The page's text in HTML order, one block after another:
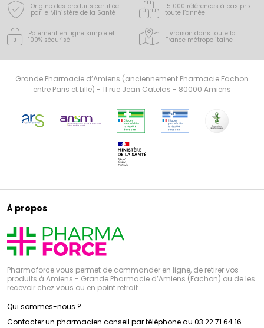
Origine des produits certifiée
par le Ministère de la Santé
15 000 références à bas prix
toute l’année
Paiement en ligne simple et
100% sécurisé
Livraison dans toute la
France métropolitaine
Grande Pharmacie d’Amiens (anciennement Pharmacie Fachon
entre Paris et Lille) - 11 rue Jean Catelas - 80000 Amiens
À propos
Pharmaforce vous permet de commander en ligne, de retirer vos
produits à Amiens - Grande Pharmacie d’Amiens (Fachon) ou de les
recevoir chez vous ou en point retrait
Qui sommes-nous ?
Contacter un pharmacien conseil par téléphone au 03 22 71 64 16